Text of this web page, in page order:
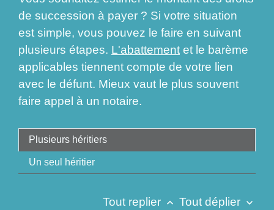
de succession à payer ? Si votre situation
est simple, vous pouvez le faire en suivant
plusieurs étapes. L'abattement et le barème
applicables tiennent compte de votre lien
avec le défunt. Mieux vaut le plus souvent
faire appel à un notaire.
Plusieurs héritiers
Un seul héritier
Tout replier keyboard_arrow_up Tout déplier keyboard_arrow_down